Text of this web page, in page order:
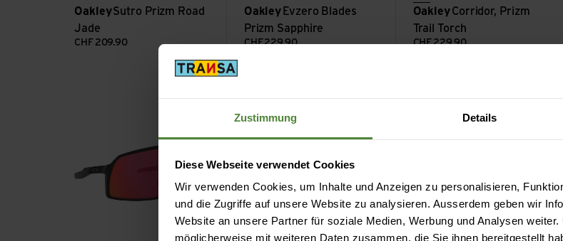
Zustimmung Details
Diese Webseite verwendet Cookies
Wir verwenden Cookies, um Inhalte und Anzeigen zu personalisieren,
und die Zugriffe auf unsere Website zu analysieren. Ausserdem geben wir
Website an unsere Partner für soziale Medien, Werbung und Analysen
möglicherweise mit weiteren Daten zusammen, die Sie ihnen bereitgestellt
OakleySutro Prizm Road
Jade
CHF 209.90
Oakley Evzero Blades
Prizm Sapphire
CHF229.90
OakleyCorridor, Prizm
Trail Torch
CHF229.90
Sutro S Prizm Trail Torch ansehenSutro S, Prizm 24K ansehen BXTR, Prizm Black ansehen